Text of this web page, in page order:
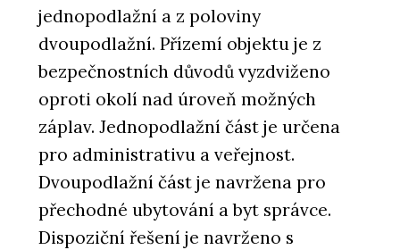
jednopodlažní a z poloviny
dvoupodlažní. Přízemí objektu je z
bezpečnostních důvodů vyzdviženo
oproti okolí nad úroveň možných
záplav. Jednopodlažní část je určena
pro administrativu a veřejnost.
Dvoupodlažní část je navržena pro
přechodné ubytování a byt správce.
Dispoziční řešení je navrženo s